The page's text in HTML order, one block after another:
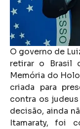
O governo de
retirar o Brasil
Memória do
criada para
contra os
decisão, ainda
Itamaraty, foi